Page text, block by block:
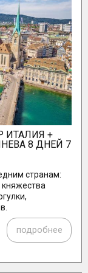
ИТАЛИЯ +
8 ДНЕЙ 7
странам:
подробнее